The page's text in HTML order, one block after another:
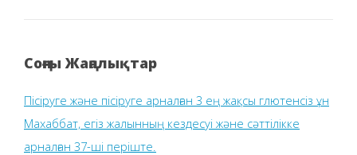
Соңғы Жаңалықтар
Пісіруге және пісіруге арналған 3 ең жақсы глютенсіз ұн
Махаббат, егіз жалынның кездесуі және сәттілікке
арналған 37-ші періште.